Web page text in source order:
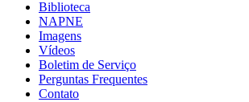
Biblioteca
NAPNE
Imagens
Vídeos
Boletim de Serviço
Perguntas Frequentes
Contato